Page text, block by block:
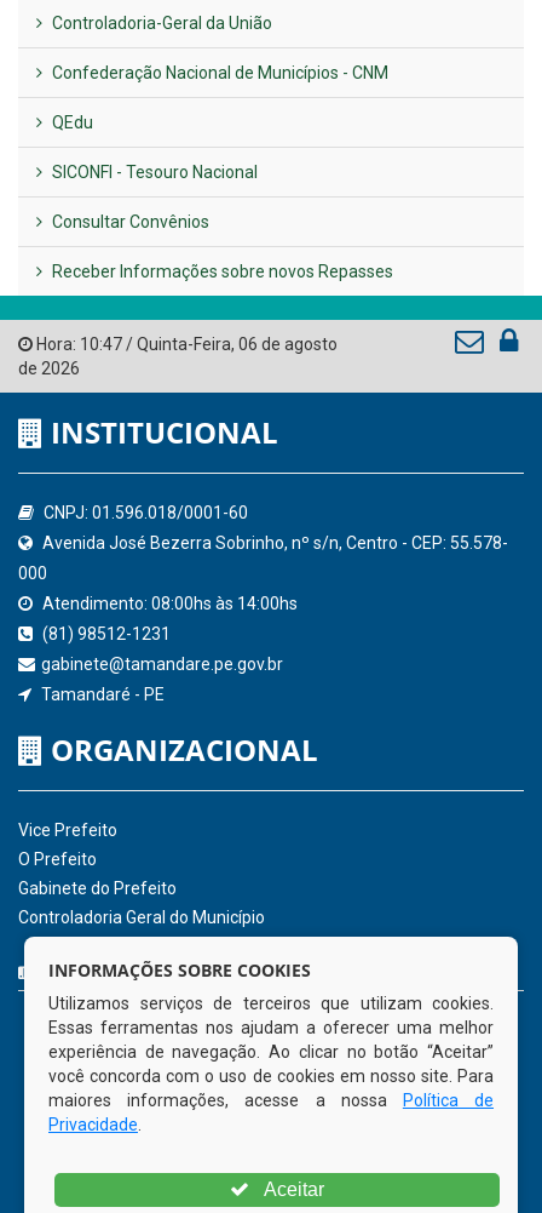
Controladoria-Geral da União
Confederação Nacional de Municípios - CNM
QEdu
SICONFI - Tesouro Nacional
Consultar Convênios
Receber Informações sobre novos Repasses
Hora: 10:47/Quinta-Feira, 06 de agosto
de 2026
INSTITUCIONAL
CNPJ: 01.596.018/0001-60
Avenida José Bezerra Sobrinho, nº s/n, Centro - CEP: 55.578-
000
Atendimento: 08:00hs às 14:00hs
(81) 98512-1231
gabinete@tamandare.pe.gov.br
Tamandaré - PE
ORGANIZACIONAL
Vice Prefeito
O Prefeito
Gabinete do Prefeito
Controladoria Geral do Município
CURTA NOSSA FAN PAGE
INFORMAÇÕES SOBRE COOKIES
Utilizamos serviços de terceiros que utilizam cookies.
Essas ferramentas nos ajudam a oferecer uma melhor
experiência de navegação. Ao clicar no botão “Aceitar”
você concorda com o uso de cookies em nosso site. Para
maiores informações, acesse a nossa
Política de
Privacidade
Aceitar